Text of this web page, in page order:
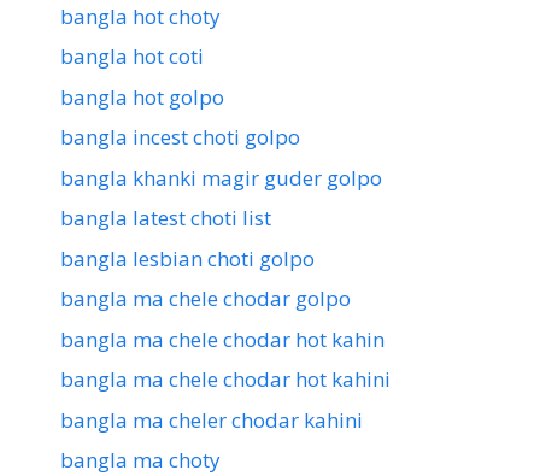
bangla hot choty
bangla hot coti
bangla hot golpo
bangla incest choti golpo
bangla khanki magir guder golpo
bangla latest choti list
bangla lesbian choti golpo
bangla ma chele chodar golpo
bangla ma chele chodar hot kahin
bangla ma chele chodar hot kahini
bangla ma cheler chodar kahini
bangla ma choty